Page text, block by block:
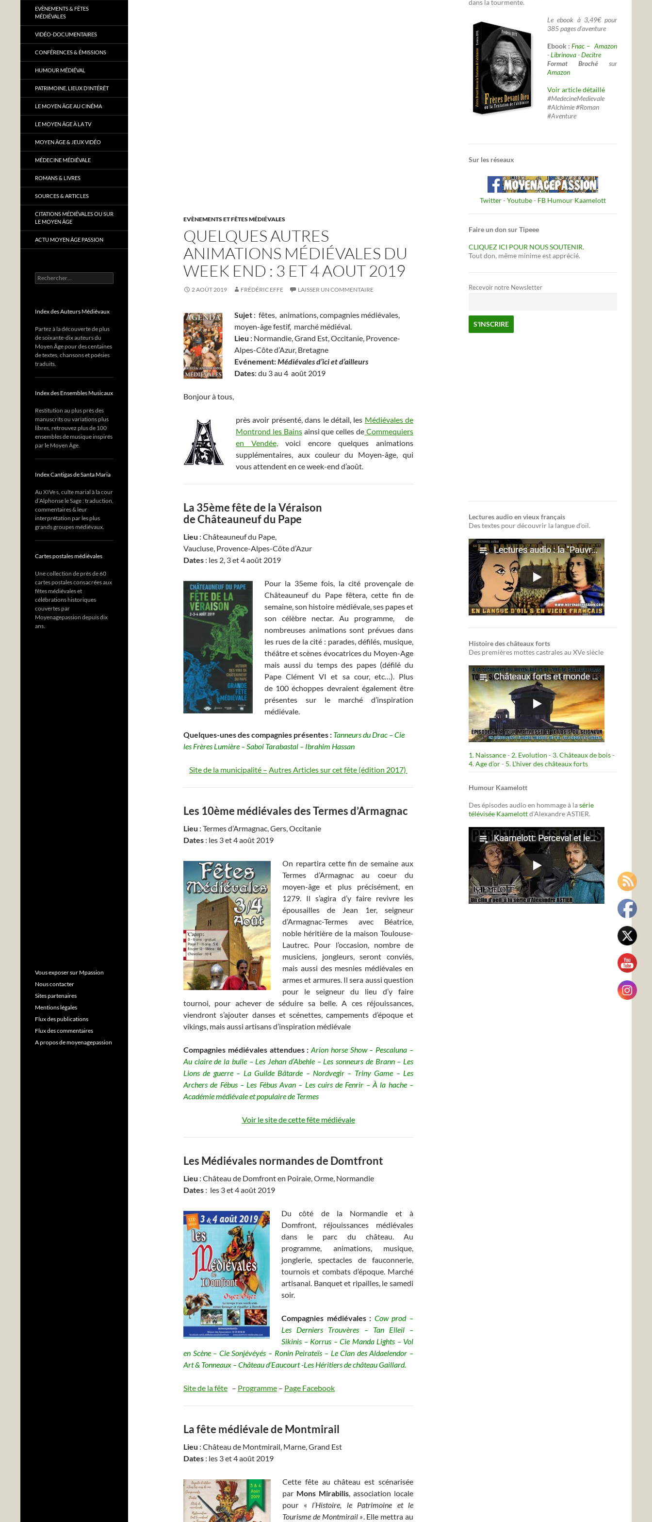
EVÈNEMENTS ET FÊTES MÉDIÉVALES
QUELQUES AUTRES
ANIMATIONS MÉDIÉVALES DU
WEEK END : 3 ET 4 AOUT 2019
2 AOÛT 2019 FRÉDÉRIC EFFE LAISSER UN COMMENTAIRE
Sujet : fêtes, animations, compagnies médiévales,
moyen-âge festif, marché médiéval.
Lieu : Normandie, Grand Est, Occitanie, Provence-
Alpes-Côte d’Azur, Bretagne
Evénement:Médiévales d’ici et d’ailleurs
Dates: du 3 au 4 août 2019
Bonjour à tous,
près avoir présenté, dans le détail, les Médiévales de
Montrond les Bainsainsi que celles de Commequiers
en Vendée, voici encore quelques animations
supplémentaires, aux couleur du Moyen-âge, qui
vous attendent en ce week-end d’août.
La 35ème fête de la Véraison
de Châteauneuf du Pape
Lieu : Châteauneuf du Pape,
Vaucluse, Provence-Alpes-Côte d’Azur
Dates : les 2, 3 et 4 août 2019
Pour la 35eme fois, la cité provençale de
Châteauneuf du Pape fêtera, cette fin de
semaine, son histoire médiévale, ses papes et
son célèbre nectar. Au programme, de
nombreuses animations sont prévues dans
les rues de la cité : parades, défilés, musique,
théâtre et scènes évocatrices du Moyen-Age
mais aussi du temps des papes (défilé du
Pape Clément VI et sa cour, etc…). Plus
de 100 échoppes devraient également être
présentes sur le marché d’inspiration
médiévale.
Quelques-unes des compagnies présentes : Tanneurs du Drac – Cie
les Frères Lumière – Saboi Tarabastal – Ibrahim Hassan
Site de la municipalité – Autres Articles sur cet fête (édition 2017)
Les 10ème médiévales des Termes d’Armagnac
Lieu : Termes d’Armagnac, Gers, Occitanie
Dates : les 3 et 4 août 2019
On repartira cette fin de semaine aux
Termes d’Armagnac au coeur du
moyen-âge et plus précisément, en
1279. Il s’agira d’y faire revivre les
épousailles de Jean 1er, seigneur
d’Armagnac-Termes avec Béatrice,
noble héritière de la maison Toulouse-
Lautrec. Pour l’occasion, nombre de
musiciens, jongleurs, seront conviés,
mais aussi des mesnies médiévales en
armes et armures. Il sera aussi question
pour le seigneur du lieu d’y faire
tournoi, pour achever de séduire sa belle. A ces réjouissances,
viendront s’ajouter danses et scénettes, campements d’époque et
vikings, mais aussi artisans d’inspiration médiévale
Compagnies médiévales attendues :Arion horse Show – Pescaluna –
Au claire de la bulle – Les Jehan d’Abehle – Les sonneurs de Brann – Les
Lions de guerre – La Guilde Bâtarde – Nordvegir – Triny Game – Les
Archers de Fébus – Les Fébus Avan – Les cuirs de Fenrir – À la hache –
Académie médiévale et populaire de Termes
Voir le site de cette fête médiévale
Les Médiévales normandes de Domtfront
Lieu : Château de Domfront en Poiraie, Orme, Normandie
Dates : les 3 et 4 août 2019
Du côté de la Normandie et à
Domfront, réjouissances médiévales
dans le parc du château. Au
programme, animations, musique,
jonglerie, spectacles de fauconnerie,
tournois et combats d’époque. Marché
artisanal. Banquet et ripailles, le samedi
soir.
Compagnies médiévales : Cow prod –
Les Derniers Trouvères – Tan Elleil –
Sikinis – Korrus – Cie Manda Lights – Vol
en Scène – Cie Sonjévéyés – Ronin Peirateïs – Le Clan des Aldaelendor –
Art & Tonneaux – Château d’Eaucourt -Les Héritiers de château Gaillard.
Site de la fête – Programme – Page Facebook
La fête médiévale de Montmirail
Lieu : Château de Montmirail, Marne, Grand Est
Dates : les 3 et 4 août 2019
Cette fête au château est scénarisée
par Mons Mirabilis, association locale
pour « l’Histoire, le Patrimoine et le
Tourisme de Montmirail ». Elle mettra au
dans la tourmente.
Le ebook à 3,49€ pour
385 pages d'aventure
Ebook :Fnac – Amazon
-Librinova-Decitre
Format Broché sur
Amazon
Voir article détaillé
#MedecineMedievale
#Alchimie #Roman
#Aventure
Sur les réseaux
Twitter- Youtube- FB Humour Kaamelott
Faire un don sur Tipeee
CLIQUEZ ICI POUR NOUS SOUTENIR.
Tout don, même minime est apprécié.
Recevoir notre Newsletter
Lectures audio en vieux français
Des textes pour découvrir la langue d'oïl.
Histoire des châteaux forts
Des premières mottes castrales au XVe siècle
1. Naissance- 2. Evolution - 3. Châteaux de bois-
4. Age d’or- 5. L’hiver des châteaux forts
Humour Kaamelott
Des épisodes audio en hommage à lasérie
télévisée Kaamelottd'Alexandre ASTIER.
EVÈNEMENTS & FÊTES
MÉDIÉVALES
VIDÉO-DOCUMENTAIRES
CONFÉRENCES & ÉMISSIONS
HUMOUR MÉDIÉVAL
PATRIMOINE, LIEUX D’INTÉRÊT
LE MOYEN ÂGE AU CINÉMA
LE MOYEN ÂGE À LA TV
MOYEN ÂGE & JEUX VIDÉO
MÉDECINE MÉDIÉVALE
ROMANS & LIVRES
SOURCES & ARTICLES
CITATIONS MÉDIÉVALES OU SUR
LE MOYEN ÂGE
ACTU MOYEN ÂGE PASSION
Rechercher :
Index des Auteurs Médiévaux
Partez à la découverte de plus
de soixante-dix auteurs du
Moyen Âge pour des centaines
de textes, chansons et poésies
traduits.
Index des Ensembles Musicaux
Restitution au plus près des
manuscrits ou variations plus
libres, retrouvez plus de 100
ensembles de musique inspirés
par le Moyen Âge.
Index Cantigas de Santa Maria
Au XIVe s, culte marial à la cour
d’Alphonse le Sage : traduction,
commentaires & leur
interprétation par les plus
grands groupes médiévaux.
Cartes postales médiévales
Une collection de près de 60
cartes postales consacrées aux
fêtes médiévales et
célébrations historiques
couvertes par
Moyenagepassion depuis dix
ans.
Vous exposer sur Mpassion
Nous contacter
Sites partenaires
Mentions légales
Flux des publications
Flux des commentaires
A propos de moyenagepassion